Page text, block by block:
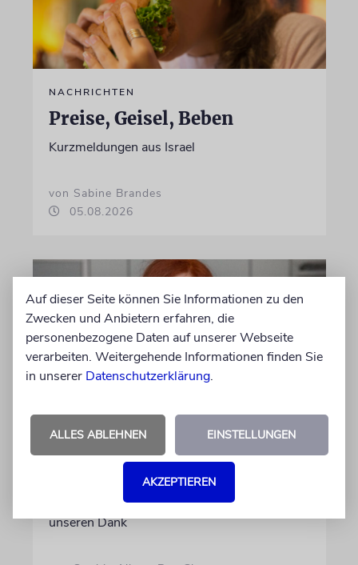
NACHRICHTEN
Preise, Geisel, Beben
Kurzmeldungen aus Israel
von Sabine Brandes
05.08.2026
MEINUNG
Danke, Boy George!
Wie die 80er-Jahre-Ikone gegen alle
Widerstände für Israel eintritt, verdient
unseren Dank
Auf dieser Seite können Sie Informationen zu den
Zwecken und Anbietern erfahren, die
personenbezogene Daten auf unserer Webseite
verarbeiten. Weitergehende Informationen finden Sie
in unserer Datenschutzerklärung.
ALLES ABLEHNEN EINSTELLUNGEN
AKZEPTIEREN